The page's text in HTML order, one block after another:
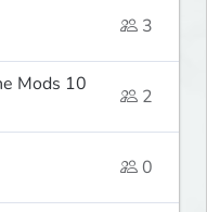
3
Mods 10
2
0